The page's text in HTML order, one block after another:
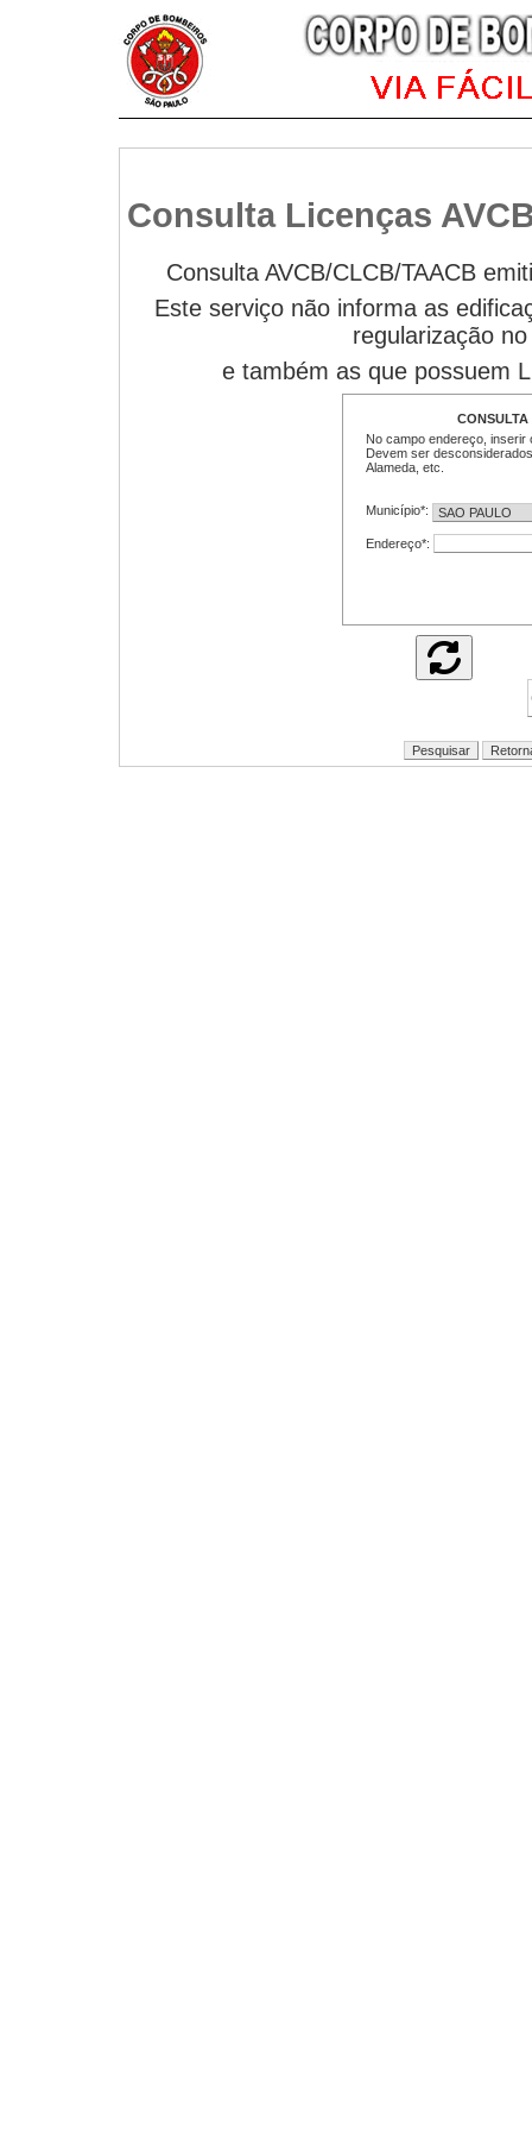
Consulta Licenças
Consulta AVCB/CLCB/TAACB
Este serviço não informa as
regularização
e também as que possuem
CONSULTA
No campo endereço, inserir
Devem ser
Alameda, etc.
Município*:
Endereço*: